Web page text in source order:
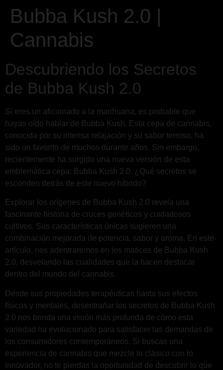
Bubba Kush 2.0 |
Cannabis
Descubriendo los Secretos
de Bubba Kush 2.0
Si eres un aficionado a la marihuana, es probable que
hayas oído hablar de Bubba Kush. Esta cepa de cannabis,
conocida por su intensa relajación y su sabor terroso, ha
sido un favorito de muchos durante años. Sin embargo,
recientemente ha surgido una nueva versión de esta
emblemática cepa: Bubba Kush 2.0. ¿Qué secretos se
esconden detrás de este nuevo híbrido?
Explorar los orígenes de Bubba Kush 2.0 revela una
fascinante historia de cruces genéticos y cuidadosos
cultivos. Sus características únicas sugieren una
combinación mejorada de potencia, sabor y aroma. En este
artículo, nos adentraremos en los matices de Bubba Kush
2.0, desvelando las cualidades que la hacen destacar
dentro del mundo del cannabis.
Desde sus propiedades terapéuticas hasta sus efectos
físicos y mentales, desentrañar los secretos de Bubba Kush
2.0 nos brinda una visión más profunda de cómo esta
variedad ha evolucionado para satisfacer las demandas de
los consumidores contemporáneos. Si buscas una
experiencia de cannabis que mezcle lo clásico con lo
innovador, no te pierdas la oportunidad de descubrir lo que